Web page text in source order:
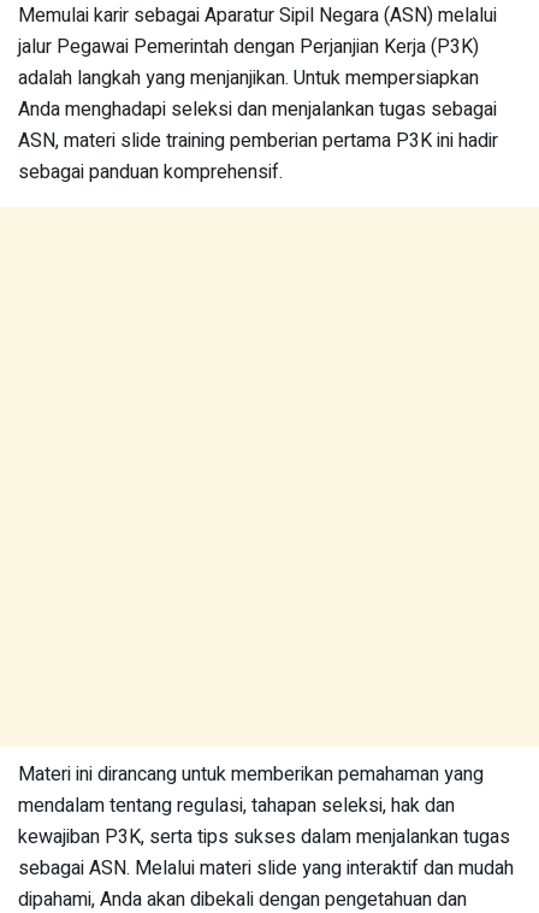
Memulai karir sebagai Aparatur Sipil Negara (ASN) melalui
jalur Pegawai Pemerintah dengan Perjanjian Kerja (P3K)
adalah langkah yang menjanjikan. Untuk mempersiapkan
Anda menghadapi seleksi dan menjalankan tugas sebagai
ASN, materi slide training pemberian pertama P3K ini hadir
sebagai panduan komprehensif.
Materi ini dirancang untuk memberikan pemahaman yang
mendalam tentang regulasi, tahapan seleksi, hak dan
kewajiban P3K, serta tips sukses dalam menjalankan tugas
sebagai ASN. Melalui materi slide yang interaktif dan mudah
dipahami, Anda akan dibekali dengan pengetahuan dan